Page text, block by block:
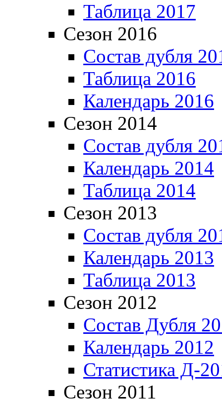
Таблица 2017
Сезон 2016
Состав дубля
Таблица 2016
Календарь 2016
Сезон 2014
Состав дубля
Календарь 2014
Таблица 2014
Сезон 2013
Состав дубля
Календарь 2013
Таблица 2013
Сезон 2012
Состав Дубля
Календарь 2012
Статистика Д-
Сезон 2011